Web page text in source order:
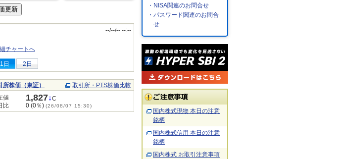
--/--/-- --:--
チャートへ
1日 2日
所株価（東証）
取引所・PTS株価比較
値
1,827↓C
比
0 (0％) (26/08/07 15:30)
・NISA関連のお問合せ
・パスワード関連のお問合
せ
国内株式現物 本日の注意
銘柄
国内株式信用 本日の注意
銘柄
国内株式 お取引注意事項